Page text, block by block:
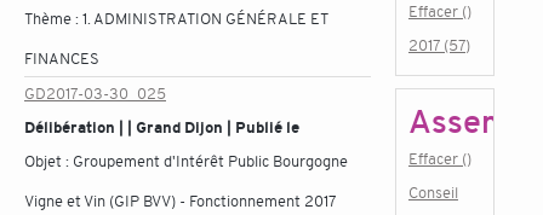
Thème :1. ADMINISTRATION GÉNÉRALE ET
FINANCES
GD2017-03-30_025
Délibération | | Grand Dijon | Publié le
Objet : Groupement d'Intérêt Public Bourgogne
Vigne et Vin (GIP BVV) - Fonctionnement 2017
Effacer ()
2017 (57)
Effacer ()
Conseil